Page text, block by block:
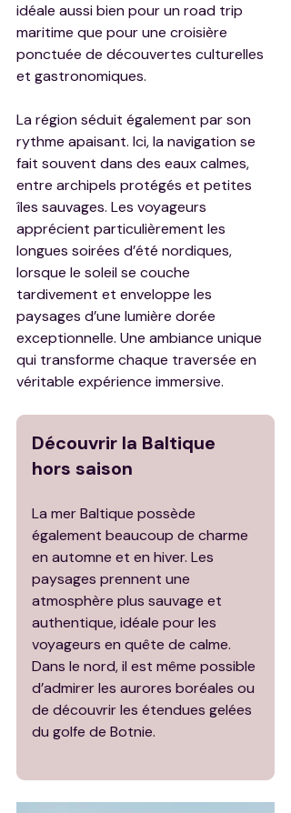
idéale aussi bien pour un road trip
maritime que pour une croisière
ponctuée de découvertes culturelles
et gastronomiques.
La région séduit également par son
rythme apaisant. Ici, la navigation se
fait souvent dans des eaux calmes,
entre archipels protégés et petites
îles sauvages. Les voyageurs
apprécient particulièrement les
longues soirées d’été nordiques,
lorsque le soleil se couche
tardivement et enveloppe les
paysages d’une lumière dorée
exceptionnelle. Une ambiance unique
qui transforme chaque traversée en
véritable expérience immersive.
Découvrir la Baltique
hors saison
La mer Baltique possède
également beaucoup de charme
en automne et en hiver. Les
paysages prennent une
atmosphère plus sauvage et
authentique, idéale pour les
voyageurs en quête de calme.
Dans le nord, il est même possible
d’admirer les aurores boréales ou
de découvrir les étendues gelées
du golfe de Botnie.